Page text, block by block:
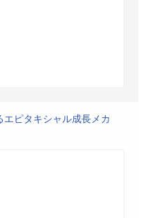
ピタキシャル成長メカ